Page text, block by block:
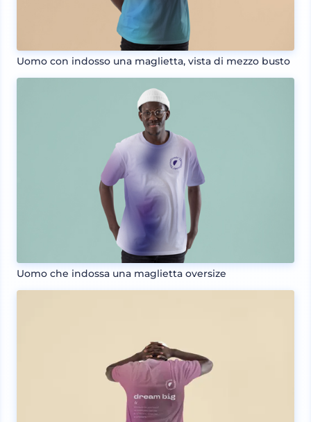
Uomo con indosso una maglietta, vista di mezzo busto
Uomo che indossa una maglietta oversize